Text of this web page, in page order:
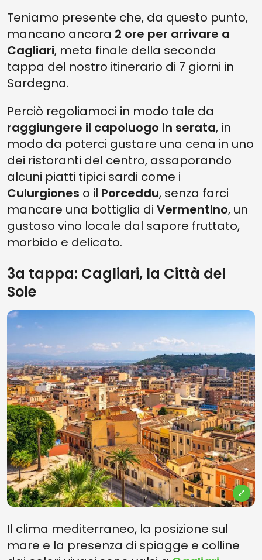
Teniamo presente che, da questo punto,
mancano ancora 2 ore per arrivare a
Cagliari, meta finale della seconda
tappa del nostro itinerario di 7 giorni in
Sardegna.
Perciò regoliamoci in modo tale da
raggiungere il capoluogo in serata, in
modo da poterci gustare una cena in uno
dei ristoranti del centro, assaporando
alcuni piatti tipici sardi come i
Culurgiones o il Porceddu, senza farci
mancare una bottiglia di Vermentino, un
gustoso vino locale dal sapore fruttato,
morbido e delicato.
3a tappa: Cagliari, la Città del
Sole
Il clima mediterraneo, la posizione sul
mare e la presenza di spiagge e colline